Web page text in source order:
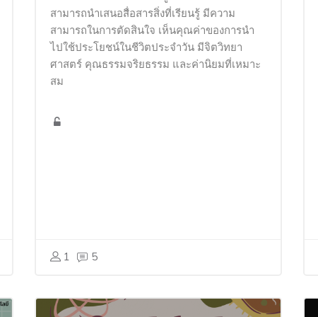
สามารถนำเสนอสื่อสารสิ่งที่เรียนรู้ มีความ
สามารถในการตัดสินใจ เห็นคุณค่าของการนำ
ไปใช้ประโยชน์ในชีวิตประจำวัน มีจิตวิทยา
ศาสตร์ คุณธรรมจริยธรรม และค่านิยมที่เหมาะ
สม
1 5